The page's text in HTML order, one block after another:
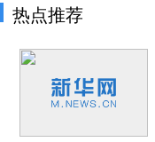
热点推荐